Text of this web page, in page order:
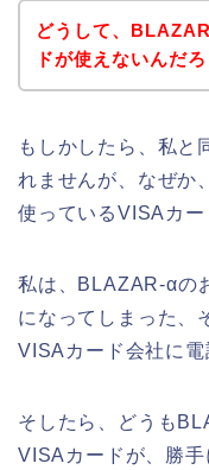
どうして、
ドが使えないんだろ
もしかしたら、私と
れませんが、なぜか
使っているVISAカー
私は、BLAZAR-αの
になってしまった、
VISAカード会社に電
そしたら、どうも
VISAカードが、勝